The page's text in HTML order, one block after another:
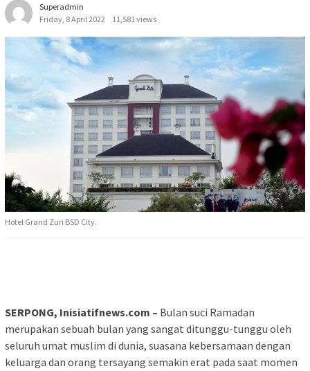
Superadmin
Friday, 8 April 2022
11,581 views
Hotel Grand Zuri BSD City.
SERPONG, Inisiatifnews.com – Bulan suci Ramadan
merupakan sebuah bulan yang sangat ditunggu-tunggu oleh
seluruh umat muslim di dunia, suasana kebersamaan dengan
keluarga dan orang tersayang semakin erat pada saat momen